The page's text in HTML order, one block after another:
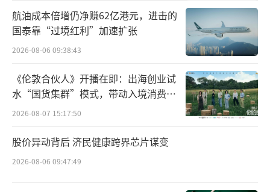
戴森不是没有努力，随着马达、气旋等技
术不断被国产品牌突破，戴森也在研发上加大
投入，花费了27.5亿英镑对软件和AI进行升
级，然而升级的结果却是在硬件参数上一点
点“微调”，并未得到消费者买账。
上已经卷不动中国品牌了。
航油成本倍增仍净赚62亿港元，进击的
国泰靠“过境红利”加速扩张
2026-08-06 09:38:43
《伦敦合伙人》开播在即：出海创业试
水“国货集群”模式，带动入境消费反
向种草
2026-08-07 15:17:50
股价异动背后 济民健康跨界芯片谋变
2026-08-06 09:47:49